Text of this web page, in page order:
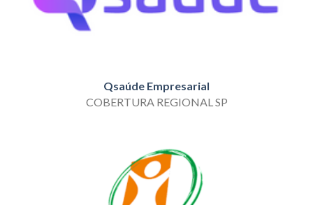
Qsaúde Empresarial
COBERTURA REGIONAL SP